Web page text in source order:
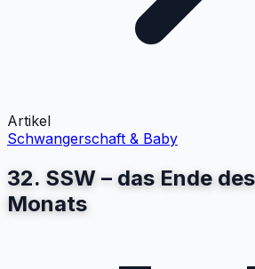
Artikel
Schwangerschaft & Baby
32. SSW – das Ende
Monats